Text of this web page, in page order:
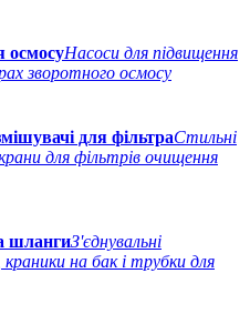
осмосуНасоси для підвищення
зворотного осмосу
для фільтраСтильні
для фільтрів очищення
шлангиЗ'єднувальні
на бак і трубки для